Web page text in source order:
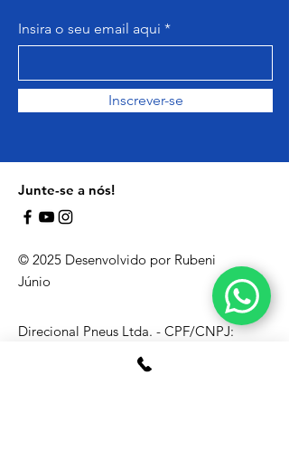
Insira o seu email aqui
Inscrever-se
Junte-se a nós!
© 2025 Desenvolvido por Rubeni
Júnio
Direcional Pneus Ltda. - CPF/CNPJ:
/0001-60Av. Alfredo Nasser,
Qd.60 - Lt15, St. Mandu II, Luziânia - GO,